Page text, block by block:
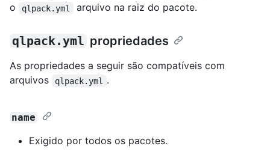
o
qlpack.yml arquivo na raiz do pacote.
qlpack.yml propriedades
As propriedades a seguir são compatíveis com
arquivos
qlpack.yml .
name
Exigido por todos os pacotes.